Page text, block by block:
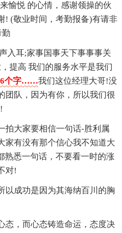
悦 的心情，感谢领操的伙
! (敬业时间，考勤报备)有请非
入耳;家事国事天下事事事关
提高 我们的服务水平是我们
个字……我们这位经理大哥!没
团队，因为有你，所以我们很
拍大家要相信一句话-胜利属
家有没有那个信心我不知道大
熟悉一句话，不要看一时的涨
对!
以成功是因为其海纳百川的胸
态，而心态铸造命运，态度决